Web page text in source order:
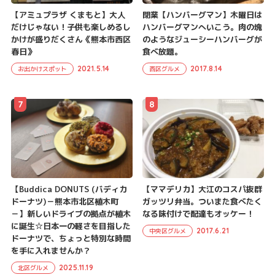
【アミュプラザ くまもと】大人
だけじゃない！子供も楽しめるし
かけが盛りだくさん《熊本市西区
春日》
お出かけスポット 2021.5.14
閉業【ハンバーグマン】木曜日は
ハンバーグマンへいこう。肉の塊
のようなジューシーハンバーグが
食べ放題。
西区グルメ 2017.8.14
【Buddica DONUTS (バディカ
ドーナツ)－熊本市北区植木町
－】新しいドライブの拠点が植木
に誕生☆日本一の軽さを目指した
ドーナツで、ちょっと特別な時間
を手に入れませんか？
北区グルメ 2025.11.19
7
【ママデリカ】大江のコスパ抜群
ガッツリ弁当。ついまた食べたく
なる味付けで配達もオッケー！
中央区グルメ 2017.6.21
8